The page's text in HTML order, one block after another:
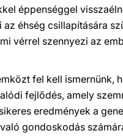
éppenséggel
éhség csillapítására
vérrel szennyezi az
fel kell ismernünk,
fejlődés, amely
eredmények a
gondoskodás